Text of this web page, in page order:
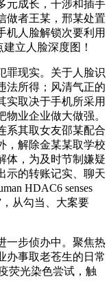
元成长，干涉和插手
做者王某，邢某处置
机人脸解锁次要利用
立人脸深度图！
现实。关于人脸识
法所得；风清气正的
实取决于手机所采用
业企业做大做强。
系其取女友邵某配合
，解除金某某取学校
体，为及时节制嫌疑
示的转账记实、聊天
HDAC6 senses
，从勾当、大案要
步侦办中。聚焦热
办事取老苍生的日常
荧光染色尝试，触